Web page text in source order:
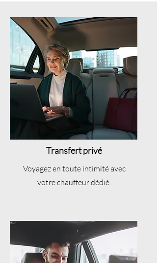
Transfert privé
Voyagez en toute intimité avec
votre chauffeur dédié.